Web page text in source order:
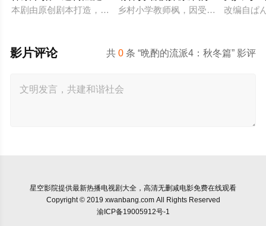
本剧由原创剧本打造，是一部法律剧，讲述患有口吃的新人律
乡村小学教师枫，因受到外祖父的影
改编自ぱ
共0 条 “晩酌的流派4：秋冬篇” 影评
影片评论
星空影院提供最新热播电视剧大全，高清无删减电影免费在线观看
Copyright © 2019 xwanbang.com All Rights Reserved
渝ICP备19005912号-1